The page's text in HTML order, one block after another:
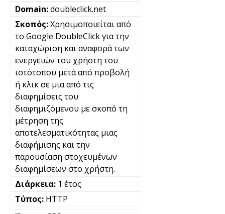
doubleclick.net
Χρησιμοποιείται από
το Google DoubleClick για την
καταχώριση και αναφορά των
ενεργειών του χρήστη του
ιστότοπου μετά από προβολή
ή κλικ σε μια από τις
διαφημίσεις του
διαφημιζόμενου με σκοπό τη
μέτρηση της
αποτελεσματικότητας μιας
διαφήμισης και την
παρουσίαση στοχευμένων
διαφημίσεων στο χρήστη.
1 έτος
HTTP